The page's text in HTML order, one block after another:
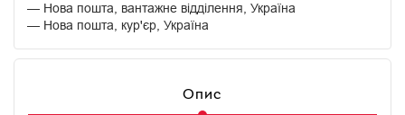
Нова пошта, вантажне відділення, Україна
Нова пошта, кур'єр, Україна
Опис